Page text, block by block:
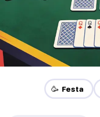
🥳 Festa